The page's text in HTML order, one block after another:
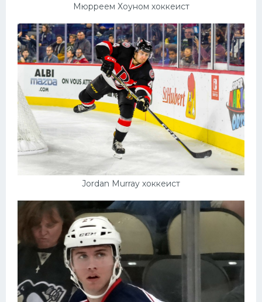
Мюрреем Хоуном хоккеист
Jordan Murray хоккеист